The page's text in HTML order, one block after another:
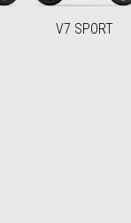
V7 SPORT